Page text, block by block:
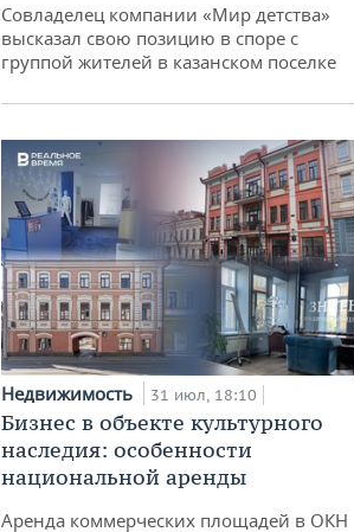
Совладелец компании «Мир детства»
высказал свою позицию в споре с
группой жителей в казанском поселке
Недвижимость 31 июл, 18:10
Бизнес в объекте культурного
наследия: особенности
национальной аренды
Аренда коммерческих площадей в ОКН